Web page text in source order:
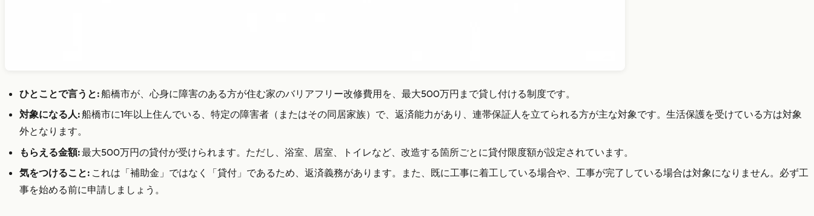
ひとことで言うと:船橋市が、心身に障害のある方が住む家のバリアフリー改修費用を、最大500万円まで貸し付ける制度です。
対象になる人:船橋市に1年以上住んでいる、特定の障害者（またはその同居家族）で、返済能力があり、連帯保証人を立てられる方が主な対象です。生活保護を受けている方は対象
外となります。
もらえる金額:最大500万円の貸付が受けられます。ただし、浴室、居室、トイレなど、改造する箇所ごとに貸付限度額が設定されています。
気をつけること: これは「補助金」ではなく「貸付」であるため、返済義務があります。また、既に工事に着工している場合や、工事が完了している場合は対象になりません。必ず工
事を始める前に申請しましょう。